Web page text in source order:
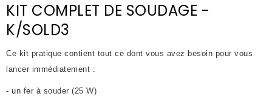
KIT COMPLET DE SOUDAGE -
K/SOLD3
Ce kit pratique contient tout ce dont vous avez besoin pour vous
lancer immédiatement :
- un fer à souder (25 W)